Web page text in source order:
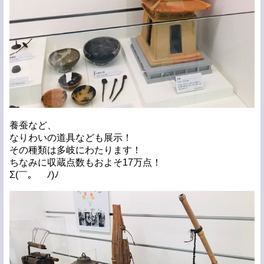
養蚕など、
なりわいの道具なども展示！
その種類は多岐にわたります！
ちなみに収蔵点数もおよそ17万点！
Σ(￣。￣ﾉ)ﾉ